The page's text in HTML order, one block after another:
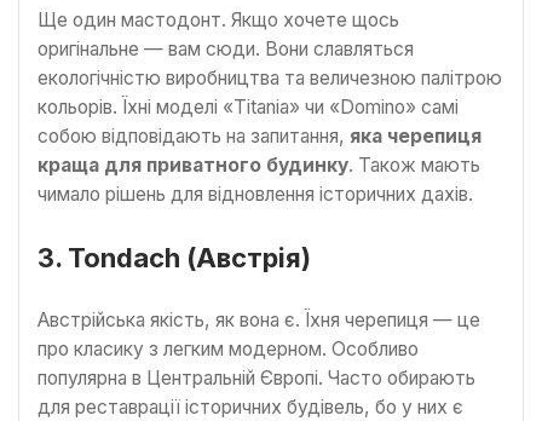
Ще один мастодонт. Якщо хочете щось
оригінальне — вам сюди. Вони славляться
екологічністю виробництва та величезною палітрою
кольорів. Їхні моделі «Titania» чи «Domino» самі
собою відповідають на запитання, яка черепиця
краща для приватного будинку. Також мають
чимало рішень для відновлення історичних дахів.
3. Tondach (Австрія)
Австрійська якість, як вона є. Їхня черепиця — це
про класику з легким модерном. Особливо
популярна в Центральній Європі. Часто обирають
для реставрації історичних будівель, бо у них є